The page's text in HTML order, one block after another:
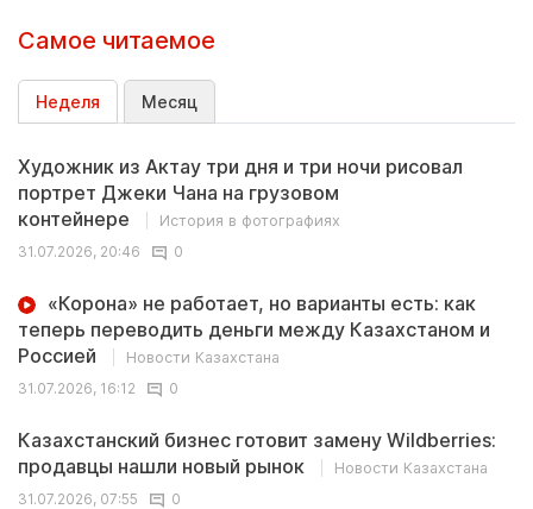
Самое читаемое
Неделя Месяц
Художник из Актау три дня и три ночи рисовал
портрет Джеки Чана на грузовом
контейнере
История в фотографиях
31.07.2026, 20:46
0
«Корона» не работает, но варианты есть: как
теперь переводить деньги между Казахстаном и
Россией
Новости Казахстана
31.07.2026, 16:12
0
Казахстанский бизнес готовит замену Wildberries:
продавцы нашли новый рынок
Новости Казахстана
31.07.2026, 07:55
0